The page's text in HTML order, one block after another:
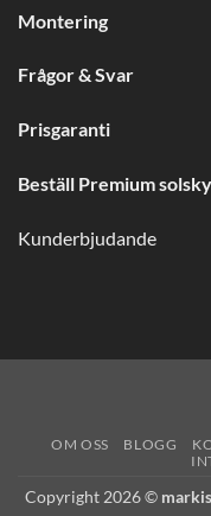
Montering
Frågor & Svar
Prisgaranti
Beställ Premium
Kunderbjudande
OM OSS BLOGG
Copyright 2026 ©